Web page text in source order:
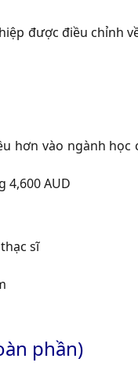
được điều chỉnh
hơn vào ngành học
4,600 AUD
sĩ
phần)